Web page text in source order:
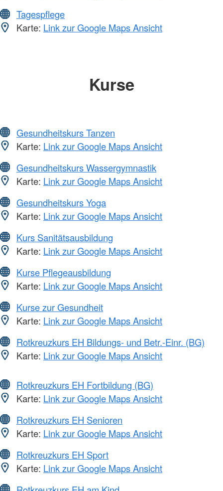
Tagespflege
Karte: Link zur Google Maps Ansicht
Kurse
Gesundheitskurs Tanzen
Karte: Link zur Google Maps Ansicht
Gesundheitskurs Wassergymnastik
Karte: Link zur Google Maps Ansicht
Gesundheitskurs Yoga
Karte: Link zur Google Maps Ansicht
Kurs Sanitätsausbildung
Karte: Link zur Google Maps Ansicht
Kurse Pflegeausbildung
Karte: Link zur Google Maps Ansicht
Kurse zur Gesundheit
Karte: Link zur Google Maps Ansicht
Rotkreuzkurs EH Bildungs- und Betr.-Einr. (BG)
Karte: Link zur Google Maps Ansicht
Rotkreuzkurs EH Fortbildung (BG)
Karte: Link zur Google Maps Ansicht
Rotkreuzkurs EH Senioren
Karte: Link zur Google Maps Ansicht
Rotkreuzkurs EH Sport
Karte: Link zur Google Maps Ansicht